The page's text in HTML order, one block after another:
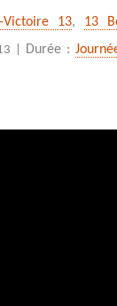
13, 13
| Durée :